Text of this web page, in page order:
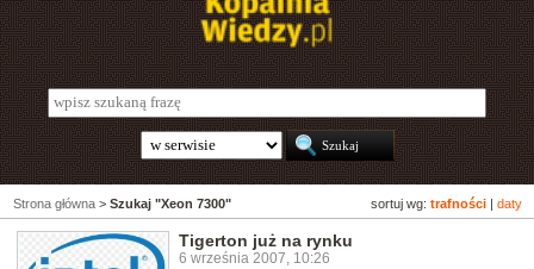
sortuj wg: trafności daty
Strona główna > Szukaj "Xeon 7300"
Tigerton już na rynku
6 września 2007, 10:26